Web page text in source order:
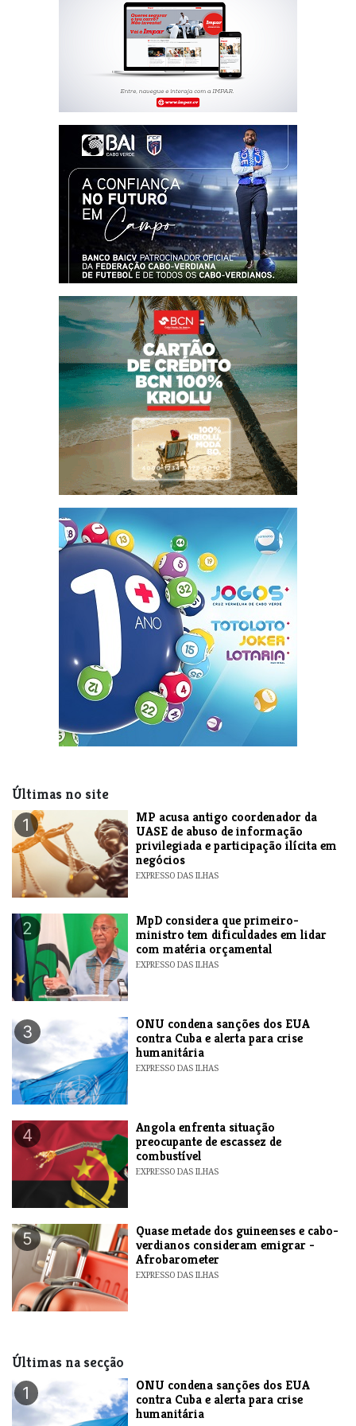
Últimas no site
1
MP acusa antigo coordenador da
UASE de abuso de informação
privilegiada e participação ilícita em
negócios
EXPRESSO DAS ILHAS
2
MpD considera que primeiro-
ministro tem dificuldades em lidar
com matéria orçamental
EXPRESSO DAS ILHAS
3
ONU condena sanções dos EUA
contra Cuba e alerta para crise
humanitária
EXPRESSO DAS ILHAS
4
Angola enfrenta situação
preocupante de escassez de
combustível
EXPRESSO DAS ILHAS
5
Quase metade dos guineenses e cabo-
verdianos consideram emigrar -
Afrobarometer
EXPRESSO DAS ILHAS
Últimas na secção
1
ONU condena sanções dos EUA
contra Cuba e alerta para crise
humanitária